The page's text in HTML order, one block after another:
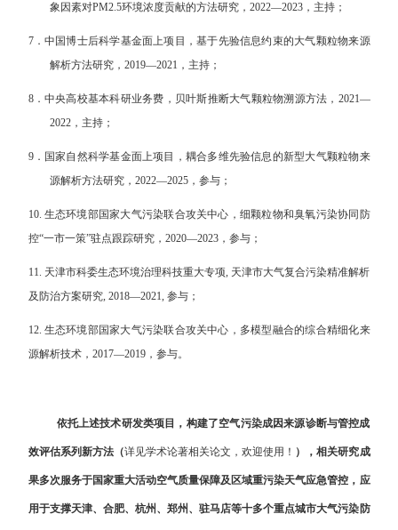
象因素对PM2.5环境浓度贡献的方法研究，2022—2023，主持；
7． 中国博士后科学基金面上项目，基于先验信息约束的大气颗粒物来源
解析方法研究，2019—2021，主持；
8． 中央高校基本科研业务费，贝叶斯推断大气颗粒物溯源方法，2021—
2022，主持；
9． 国家自然科学基金面上项目，耦合多维先验信息的新型大气颗粒物来
源解析方法研究，2022—2025，参与；
10. 生态环境部国家大气污染联合攻关中心，细颗粒物和臭氧污染协同防
控“一市一策”驻点跟踪研究，2020—2023，参与；
11. 天津市科委生态环境治理科技重大专项, 天津市大气复合污染精准解析
及防治方案研究, 2018—2021, 参与；
12. 生态环境部国家大气污染联合攻关中心，多模型融合的综合精细化来
源解析技术，2017—2019，参与。
依托上述技术研发类项目，构建了空气污染成因来源诊断与管控成
效评估系列新方法（详见学术论著相关论文，欢迎使用！ ），相关研究成
果多次服务于国家重大活动空气质量保障及区域重污染天气应急管控，应
用于支撑天津、合肥、杭州、郑州、驻马店等十多个重点城市大气污染防